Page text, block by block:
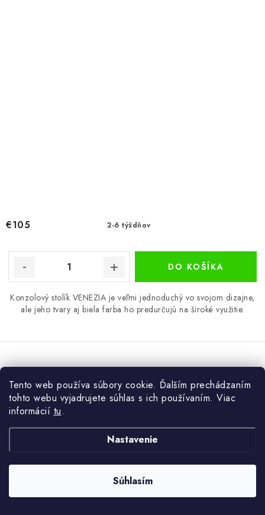
Tento web používa súbory cookie. Ďalším prechádzaním
tohto webu vyjadrujete súhlas s ich používaním. Viac
informácií tu.
Nastavenie
Súhlasím
2-6 týždňov
€105
DO KOŠÍKA
Konzolový stolík VENEZIA je veľmi jednoduchý vo svojom dizajne,
ale jeho tvary aj biela farba ho predurčujú na široké využitie.
Konzolový stolík ASTAVA dub biely